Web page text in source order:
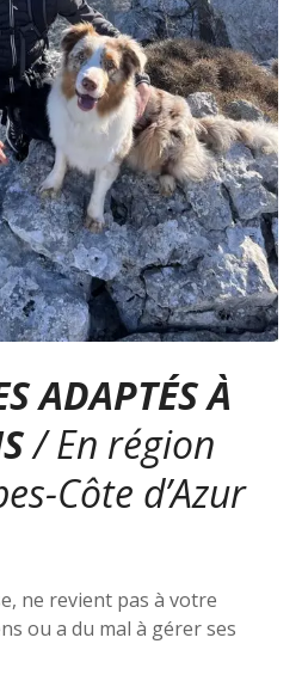
ADAPTÉS À
/ En région
Côte d’Azur
ne revient pas à votre
ou a du mal à gérer ses